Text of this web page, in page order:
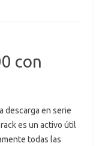
con
descarga en serie
es un activo útil
todas las